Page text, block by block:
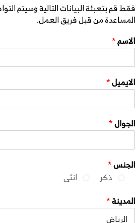
فقط قم بتعبئة البيانات التالية وسيتم
المساعدة من قبل فريق العمل.
الاسم*
الايميل*
الجوال*
الجنس*
ذكر
انثى
المدينة*